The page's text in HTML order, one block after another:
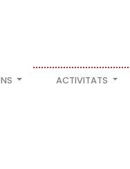
ACTIVITATS